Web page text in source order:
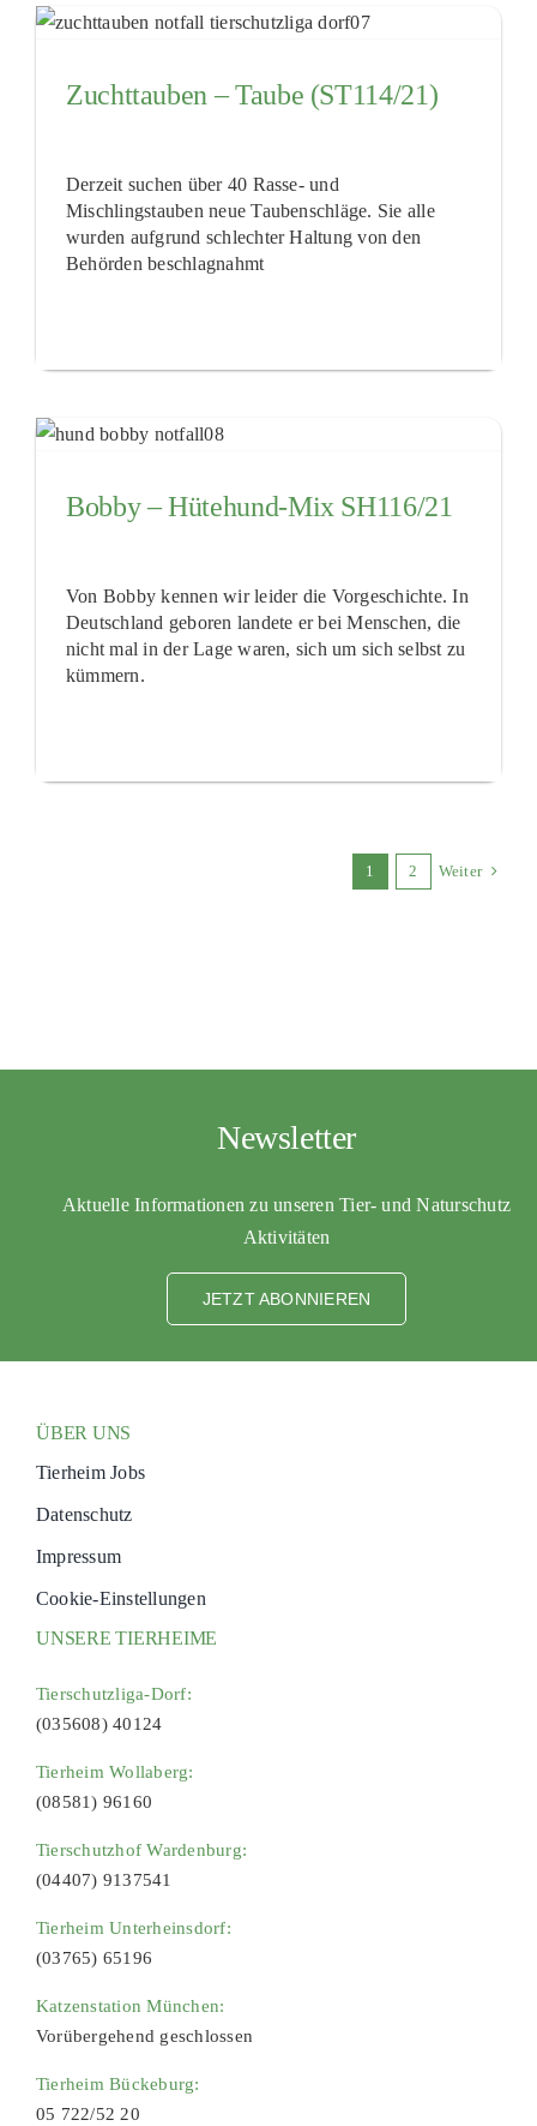
Zuchttauben – Taube (ST114/21)
Derzeit suchen über 40 Rasse- und
Mischlingstauben neue Taubenschläge. Sie alle
wurden aufgrund schlechter Haltung von den
Behörden beschlagnahmt
Bobby – Hütehund-Mix SH116/21
Von Bobby kennen wir leider die Vorgeschichte. In
Deutschland geboren landete er bei Menschen, die
nicht mal in der Lage waren, sich um sich selbst zu
kümmern.
1 2 Weiter
Newsletter
Aktuelle Informationen zu unseren Tier- und Naturschutz
Aktivitäten
JETZT ABONNIEREN
ÜBER UNS
Tierheim Jobs
Datenschutz
Impressum
Cookie-Einstellungen
UNSERE TIERHEIME
Tierschutzliga-Dorf:
(035608) 40124
Tierheim Wollaberg:
(08581) 96160
Tierschutzhof Wardenburg:
(04407) 9137541
Tierheim Unterheinsdorf:
(03765) 65196
Katzenstation München:
Vorübergehend geschlossen
Tierheim Bückeburg:
05 722/52 20